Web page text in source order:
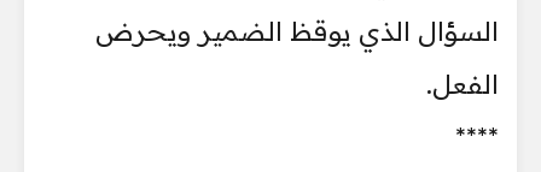
السؤال الذي يوقظ الضمير ويحرض
الفعل.
****